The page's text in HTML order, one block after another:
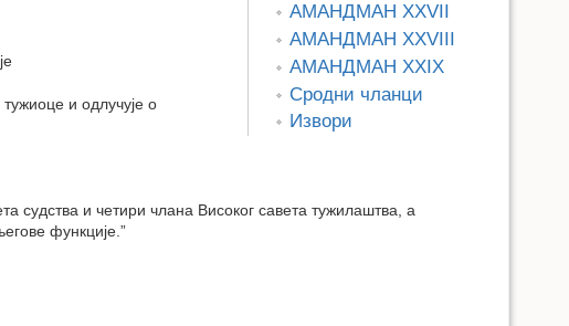
АМАНДМАН XXVII
АМАНДМАН XXVIII
АМАНДМАН XXIX
Сродни чланци
Извори
и одлучује о
судства и четири члана Високог савета тужилаштва, а
функције.”